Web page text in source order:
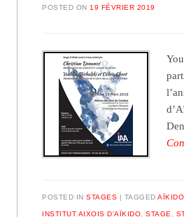
POSTED ON 19 FÉVRIER 2019
POSTED INSTAGES TAGGEDAÏKIDO
INSTITUT AIXOIS D'AÏKIDO,STAGE,